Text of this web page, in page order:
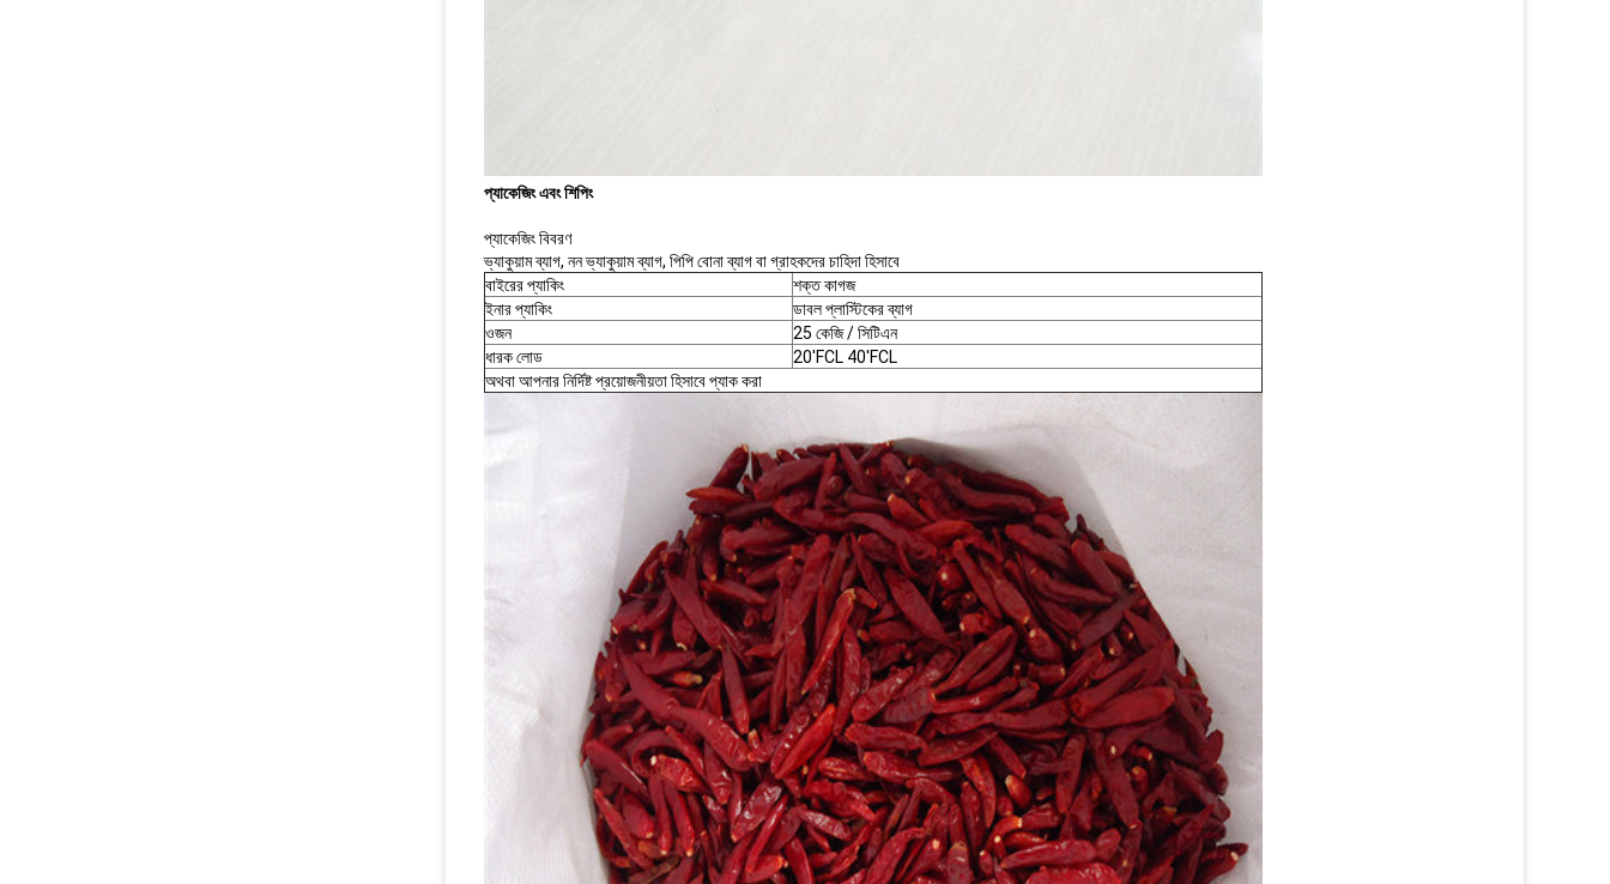
প্যাকেজিং এবং শিপিং
প্যাকেজিং বিবরণ
ভ্যাকুয়াম ব্যাগ, নন ভ্যাকুয়াম ব্যাগ, পিপি বোনা ব্যাগ বা গ্রাহকদের চাহিদা হিসাবে
বাইরের প্যাকিং
শক্ত কাগজ
ইনার প্যাকিং
ডাবল প্লাস্টিকের ব্যাগ
ওজন
25 কেজি / সিটিএন
ধারক লোড
20'FCL 40'FCL
অথবা আপনার নির্দিষ্ট প্রয়োজনীয়তা হিসাবে প্যাক করা